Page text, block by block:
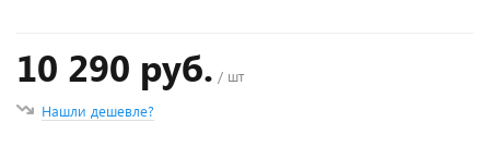
10 290 руб. / шт
Нашли дешевле?